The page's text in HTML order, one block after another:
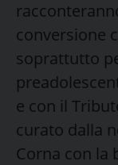
conversione
soprattutto
e con il
curato dalla
Corna con la